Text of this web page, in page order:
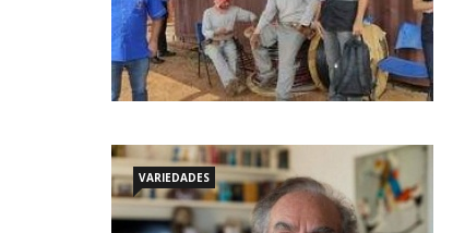
VARIEDADES